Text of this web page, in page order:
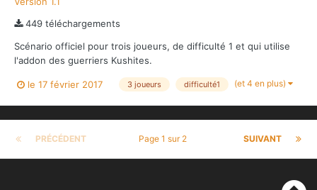
449 téléchargements
Scénario officiel pour trois joueurs, de difficulté 1 et qui utilise
l'addon des guerriers Kushites.
le 17 février 2017 3 joueurs difficulté1 (et 4 en plus)
PRÉCÉDENT SUIVANT
Page 1 sur 2